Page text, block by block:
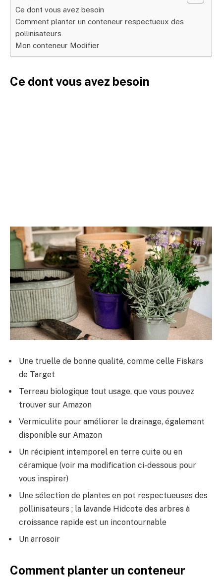
Ce dont vous avez besoin
Comment planter un conteneur respectueux des
pollinisateurs
Mon conteneur Modifier
Ce dont vous avez besoin
Une truelle de bonne qualité, comme celle Fiskars
de Target
Terreau biologique tout usage, que vous pouvez
trouver sur Amazon
Vermiculite pour améliorer le drainage, également
disponible sur Amazon
Un récipient intemporel en terre cuite ou en
céramique (voir ma modification ci-dessous pour
vous inspirer)
Une sélection de plantes en pot respectueuses des
pollinisateurs ; la lavande Hidcote des arbres à
croissance rapide est un incontournable
Un arrosoir
Comment planter un conteneur